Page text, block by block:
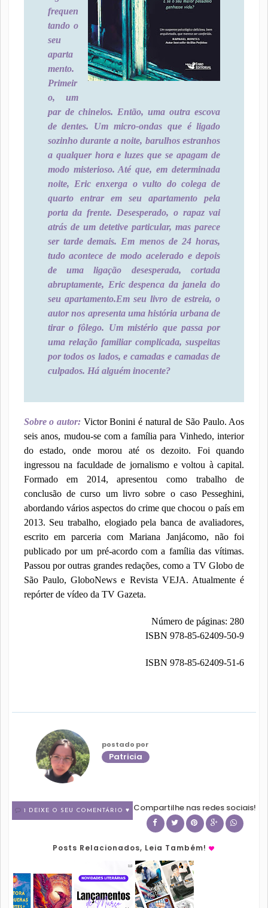
frequen
tando o
seu
aparta
mento.
Primeir
o, um
par de chinelos. Então, uma outra escova
de dentes. Um micro-ondas que é ligado
sozinho durante a noite, barulhos estranhos
a qualquer hora e luzes que se apagam de
modo misterioso. Até que, em determinada
noite, Eric enxerga o vulto do colega de
quarto entrar em seu apartamento pela
porta da frente. Desesperado, o rapaz vai
atrás de um detetive particular, mas parece
ser tarde demais. Em menos de 24 horas,
tudo acontece de modo acelerado e depois
de uma ligação desesperada, cortada
abruptamente, Eric despenca da janela do
seu apartamento.Em seu livro de estreia, o
autor nos apresenta uma história urbana de
tirar o fôlego. Um mistério que passa por
uma relação familiar complicada, suspeitas
por todos os lados, e camadas e camadas de
culpados. Há alguém inocente?
Sobre o autor:Victor Bonini é natural de São Paulo. Aos
seis anos, mudou-se com a família para Vinhedo, interior
do estado, onde morou até os dezoito. Foi quando
ingressou na faculdade de jornalismo e voltou à capital.
Formado em 2014, apresentou como trabalho de
conclusão de curso um livro sobre o caso Pesseghini,
abordando vários aspectos do crime que chocou o país em
2013. Seu trabalho, elogiado pela banca de avaliadores,
escrito em parceria com Mariana Janjácomo, não foi
publicado por um pré-acordo com a família das vítimas.
Passou por outras grandes redações, como a TV Globo de
São Paulo, GloboNews e Revista VEJA. Atualmente é
repórter de vídeo da TV Gazeta.
Número de páginas: 280
ISBN 978-85-62409-50-9
ISBN 978-85-62409-51-6
postado por
Patricia
1 DEIXE O SEU COMENTÁRIO ♥ Compartilhe nas redes sociais!
Posts Relacionados, Leia Também!